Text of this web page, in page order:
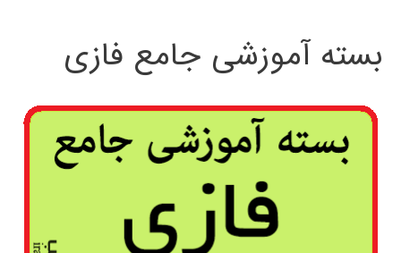
بسته آموزشی جامع فازی